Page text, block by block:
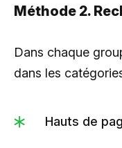
Méthode 2.
Dans chaque
dans les
Hauts de